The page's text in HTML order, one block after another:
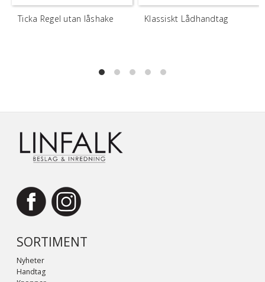
Ticka Regel utan låshake Klassiskt Lådhandtag
SORTIMENT
Nyheter
Handtag